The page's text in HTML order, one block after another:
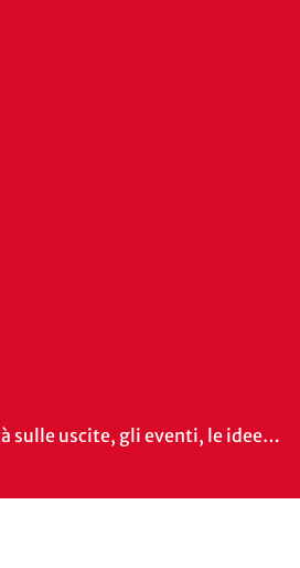
sulle uscite, gli eventi, le idee…